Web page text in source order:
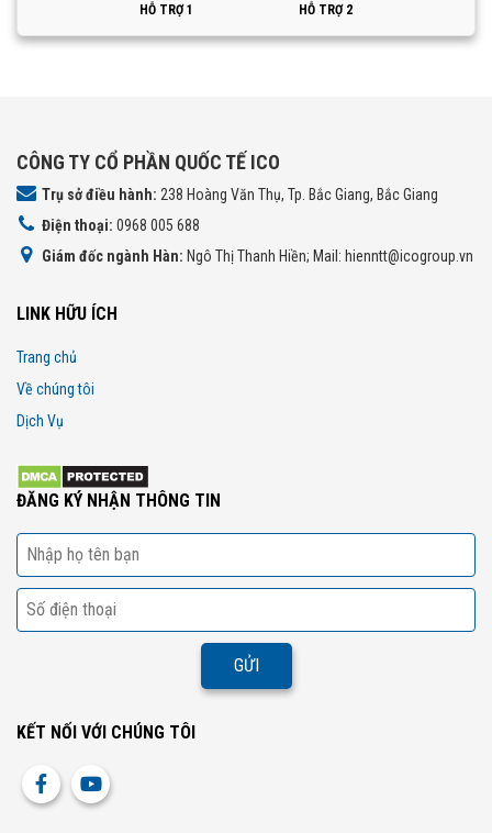
HỖ TRỢ 1 HỖ TRỢ 2
CÔNG TY CỔ PHẦN QUỐC TẾ ICO
Trụ sở điều hành: 238 Hoàng Văn Thụ, Tp. Bắc Giang, Bắc Giang
Điện thoại: 0968 005 688
Giám đốc ngành Hàn: Ngô Thị Thanh Hiền; Mail: hienntt@icogroup.vn
LINK HỮU ÍCH
Trang chủ
Về chúng tôi
Dịch Vụ
ĐĂNG KÝ NHẬN THÔNG TIN
KẾT NỐI VỚI CHÚNG TÔI